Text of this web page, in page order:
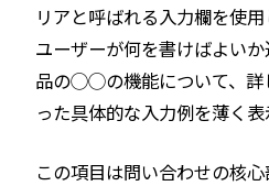
リアと呼ばれる入力欄を使用
ユーザーが何を書けばよい
品の◯◯の機能について、詳
った具体的な入力例を薄く表
この項目は問い合わせの核